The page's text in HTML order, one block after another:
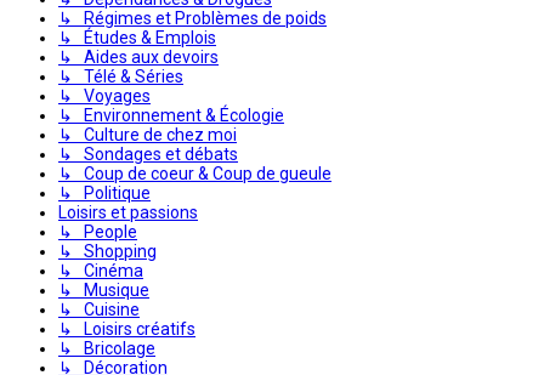
↳ Régimes et Problèmes de poids
↳ Études & Emplois
↳ Aides aux devoirs
↳ Télé & Séries
↳ Voyages
↳ Environnement & Écologie
↳ Culture de chez moi
↳ Sondages et débats
↳ Coup de coeur & Coup de gueule
↳ Politique
Loisirs et passions
↳ People
↳ Shopping
↳ Cinéma
↳ Musique
↳ Cuisine
↳ Loisirs créatifs
↳ Bricolage
↳ Décoration